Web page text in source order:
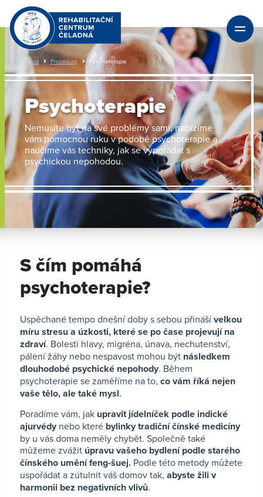
Úvod Procedury Psychoterapie
Psychoterapie
Nemusíte být na své problémy sami, nabízíme
vám pomocnou ruku v podobě psychoterapie a
naučíme vás techniky, jak se vypořádat s
psychickou nepohodou.
S čím pomáhá
psychoterapie?
Uspěchané tempo dnešní doby s sebou přinášívelkou
míru stresu a úzkosti, které se po čase projevují na
zdraví. Bolesti hlavy, migréna, únava, nechutenství,
pálení žáhy nebo nespavost mohou být následkem
dlouhodobé psychické nepohody. Během
psychoterapie se zaměříme na to, co vám říká nejen
vaše tělo, ale také mysl.
Poradíme vám, jak upravit jídelníček podle indické
ajurvédy nebo které bylinky tradiční čínské medicíny
by u vás doma neměly chybět. Společně také
můžeme zvážit úpravu vašeho bydlení podle starého
čínského umění feng-šuej. Podle této metody můžete
uspořádat a zútulnit váš domov tak, abyste žili v
harmonii bez negativních vlivů.